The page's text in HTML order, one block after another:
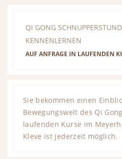
QI GONG
KENNENLERNEN
AUF ANFRAGE IN LAUFENDEN
Sie bekommen einen
Bewegungswelt des Qi
laufenden Kurse im
Kleve ist jederzeit möglich.